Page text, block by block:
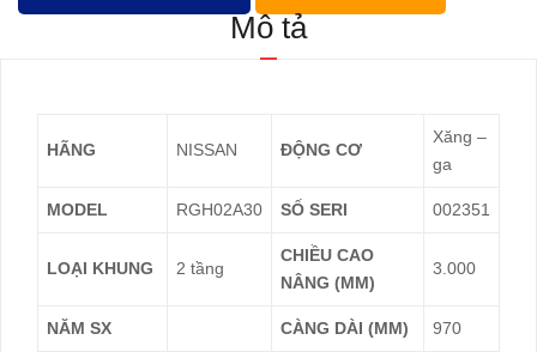
Mô tả
HÃNG NISSAN ĐỘNG CƠ
Xăng –
ga
MODEL RGH02A30 SỐ SERI 002351
LOẠI KHUNG 2 tầng
CHIỀU CAO
NÂNG (MM)
3.000
NĂM SX CÀNG DÀI (MM) 970